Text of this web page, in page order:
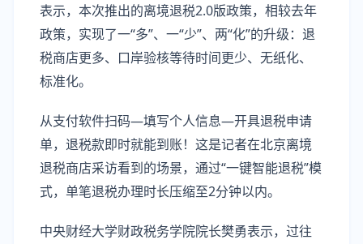
表示，本次推出的离境退税2.0版政策，相较去年
政策，实现了一“多”、一“少”、两“化”的升级：退
税商店更多、口岸验核等待时间更少、无纸化、
标准化。
从支付软件扫码—填写个人信息—开具退税申请
单，退税款即时就能到账！这是记者在北京离境
退税商店采访看到的场景，通过“一键智能退税”模
式，单笔退税办理时长压缩至2分钟以内。
中央财经大学财政税务学院院长樊勇表示，过往